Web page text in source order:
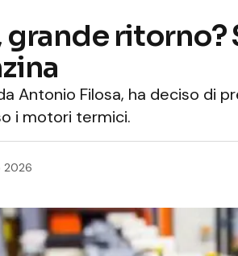
ritorno?
Antonio Filosa, ha deciso di
i motori termici.
2026